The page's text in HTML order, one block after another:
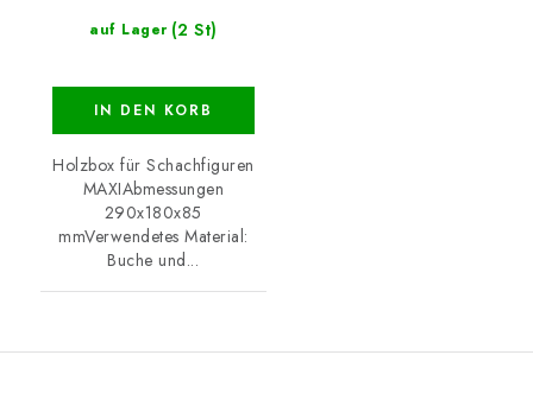
auf Lager (2 St)
IN DEN KORB
Holzbox für Schachfiguren
MAXIAbmessungen
290x180x85
mmVerwendetes Material:
Buche und...